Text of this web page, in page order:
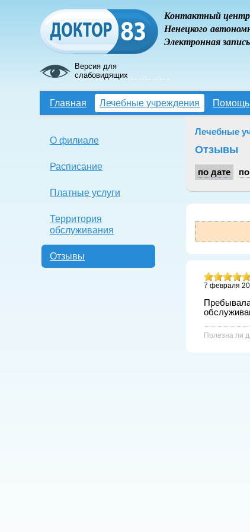
Версия для
слабовидящих
Контактный центр
Ненецкого
Электронная
Главная Лечебные учреждения Помощь
О филиале
Расписание
Платные услуги
Территория
обслуживания
Отзывы
Лечебные
Отзывы
по дате
7 февраля
Полезна ли